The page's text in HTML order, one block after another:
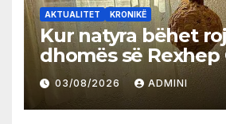
AKTUALITET KRONIKË
Kur natyra bëhet
dhomës së Rexhep
03/08/2026 ADMINI